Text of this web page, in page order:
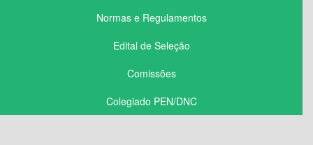
Normas e Regulamentos
Edital de Seleção
Comissões
Colegiado PEN/DNC